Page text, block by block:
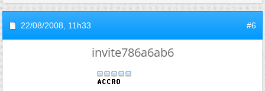
22/08/2008, 11h33 #6
invite786a6ab6